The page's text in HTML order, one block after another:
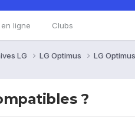
ligne Clubs
LG LG Optimus LG
?